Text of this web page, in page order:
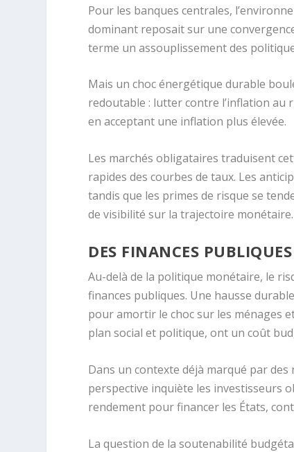
Pour les banques centrales,
dominant reposait sur une
terme un assouplissement des
Mais un choc énergétique durable
redoutable : lutter contre l’inflation au
en acceptant une inflation plus élevée.
Les marchés obligataires traduisent
rapides des courbes de taux. Les
tandis que les primes de risque se
de visibilité sur la trajectoire monétaire.
DES FINANCES
Au-delà de la politique monétaire, le
finances publiques. Une hausse
pour amortir le choc sur les ménages
plan social et politique, ont un coût
Dans un contexte déjà marqué par
perspective inquiète les investisseurs
rendement pour financer les États,
La question de la soutenabilité